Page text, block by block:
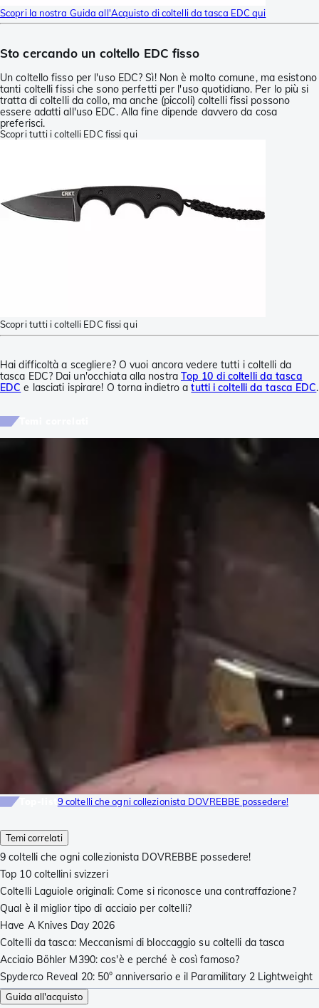
Temi correlati
9 coltelli che ogni collezionista DOVREBBE possedere!
Top 10 coltellini svizzeri
Coltelli Laguiole originali: Come si riconosce una contraffazione?
Qual è il miglior tipo di acciaio per coltelli?
Have A Knives Day 2026
Coltelli da tasca: Meccanismi di bloccaggio su coltelli da tasca
Acciaio Böhler M390: cos'è e perché è così famoso?
Spyderco Reveal 20: 50° anniversario e il Paramilitary 2 Lightweight
Guida all'acquisto
Scopri la nostra Guida all'Acquisto di coltelli da tasca EDC qui
Sto cercando un coltello EDC fisso
Un coltello fisso per l'uso EDC? Sì! Non è molto comune, ma esistono
tanti coltelli fissi che sono perfetti per l'uso quotidiano. Per lo più si
tratta di coltelli da collo, ma anche (piccoli) coltelli fissi possono
essere adatti all'uso EDC. Alla fine dipende davvero da cosa
preferisci.
Scopri tutti i coltelli EDC fissi qui
Scopri tutti i coltelli EDC fissi qui
Hai difficoltà a scegliere? O vuoi ancora vedere tutti i coltelli da
tasca EDC? Dai un'occhiata alla nostra Top 10 di coltelli da tasca
EDC e lasciati ispirare! O torna indietro atutti i coltelli da tasca EDC.
9 coltelli che ogni collezionista DOVREBBE possedere!